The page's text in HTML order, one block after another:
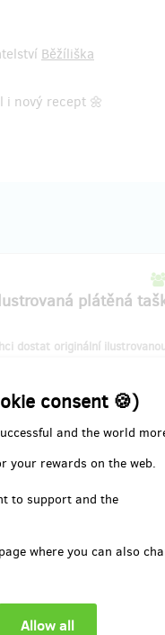
consent 🍪)
and the world
your rewards on the web.
to support and the
page where you can also
Běžíliška
i nový recept 🌼
plátěná
dostat originální
mám včetně